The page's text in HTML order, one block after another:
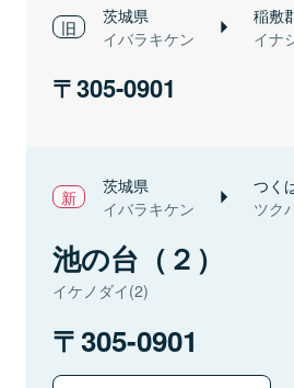
茨城県
イバラキケン
稲敷
イナ
305-0901
茨城県
イバラキケン
つく
ツク
池の台（２）
イケノダイ(2)
305-0901